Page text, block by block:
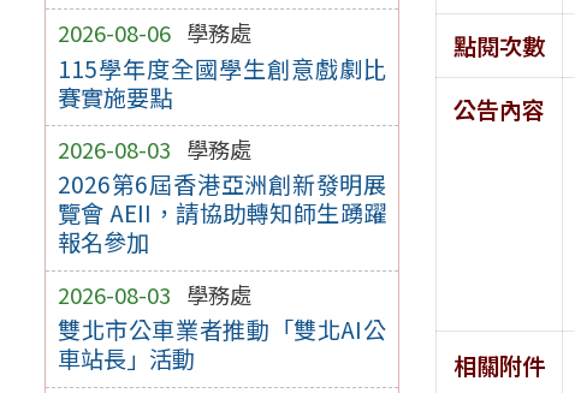
2026-08-06 學務處
115學年度全國學生創意戲劇比
賽實施要點
2026-08-03 學務處
2026第6屆香港亞洲創新發明展
覽會 AEII，請協助轉知師生踴躍
報名參加
2026-08-03 學務處
雙北市公車業者推動「雙北AI公
車站長」活動
點閱次數
公告內容
相關附件